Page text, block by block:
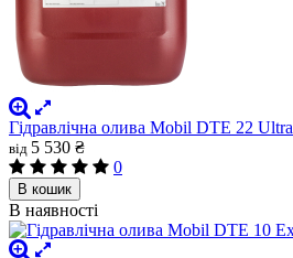
Гідравлічна олива Mobil DTE 22 Ultra
від 5 530 ₴
0
В кошик
В наявності